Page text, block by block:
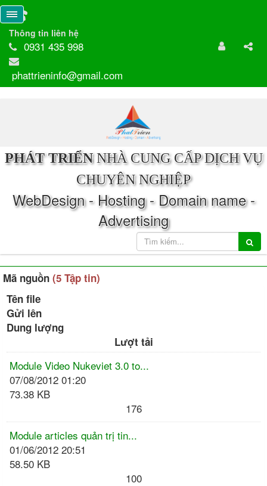
Thông tin liên hệ
0931 435 998
phattrieninfo@gmail.com
PHÁT TRIỂNNHÀ CUNG CẤP DỊCH VỤ
CHUYÊN NGHIỆP
WebDesign - Hosting - Domain name -
Advertising
Mã nguồn (5 Tập tin)
Tên file
Gửi lên
Dung lượng
Lượt tải
Module Video Nukeviet 3.0 to...
07/08/2012 01:20
73.38 KB
176
Module articles quản trị tin...
01/06/2012 20:51
58.50 KB
100